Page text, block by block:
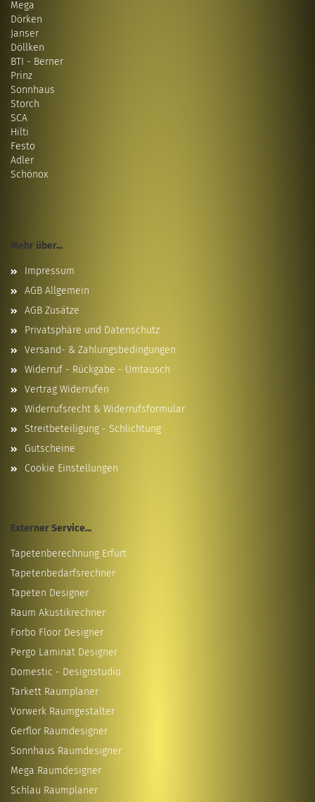
Mega
Dörken
Janser
Döllken
BTI - Berner
Prinz
Sonnhaus
Storch
SCA
Hilti
Festo
Adler
Schönox
Mehr über...
Impressum
AGB Allgemein
AGB Zusätze
Privatsphäre und Datenschutz
Versand- & Zahlungsbedingungen
Widerruf - Rückgabe - Umtausch
Vertrag Widerrufen
Widerrufsrecht & Widerrufsformular
Streitbeteiligung - Schlichtung
Gutscheine
Cookie Einstellungen
Externer Service...
Tapetenberechnung Erfurt
Tapetenbedarfsrechner
Tapeten Designer
Raum Akustikrechner
Forbo Floor Designer
Pergo Laminat Designer
Domestic - Designstudio
Tarkett Raumplaner
Vorwerk Raumgestalter
Gerflor Raumdesigner
Sonnhaus Raumdesigner
Mega Raumdesigner
Schlau Raumplaner